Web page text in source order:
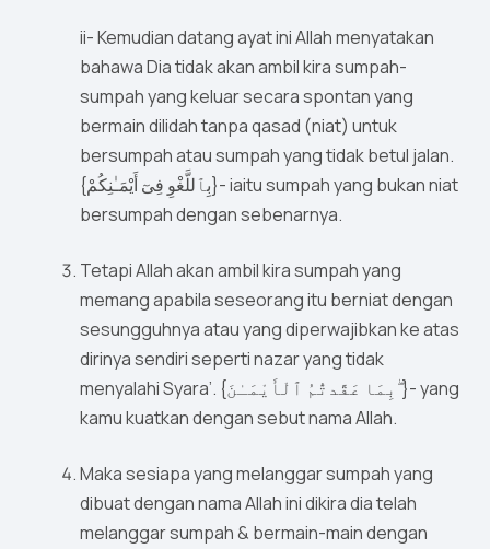
ii- Kemudian datang ayat ini Allah menyatakan
bahawa Dia tidak akan ambil kira sumpah-
sumpah yang keluar secara spontan yang
bermain dilidah tanpa qasad (niat) untuk
bersumpah atau sumpah yang tidak betul jalan.
{بِٱللَّغْوِ فِىٓ أَيْمَـٰنِكُمْ}- iaitu sumpah yang bukan niat
bersumpah dengan sebenarnya.
Tetapi Allah akan ambil kira sumpah yang
memang apabila seseorang itu berniat dengan
sesungguhnya atau yang diperwajibkan ke atas
dirinya sendiri seperti nazar yang tidak
menyalahi Syara’. {بِمَا عَقَّدتُّمُ ٱلْأَيْمَـٰنَ ۖ}- yang
kamu kuatkan dengan sebut nama Allah.
Maka sesiapa yang melanggar sumpah yang
dibuat dengan nama Allah ini dikira dia telah
melanggar sumpah & bermain-main dengan